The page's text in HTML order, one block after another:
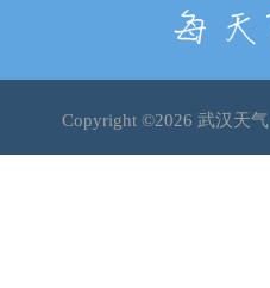
Copyright ©2026 武汉天气